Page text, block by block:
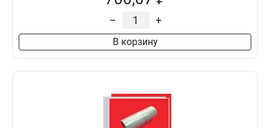
– +
В корзину